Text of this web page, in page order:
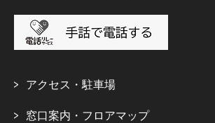
アクセス・駐車場
窓口案内・フロアマップ